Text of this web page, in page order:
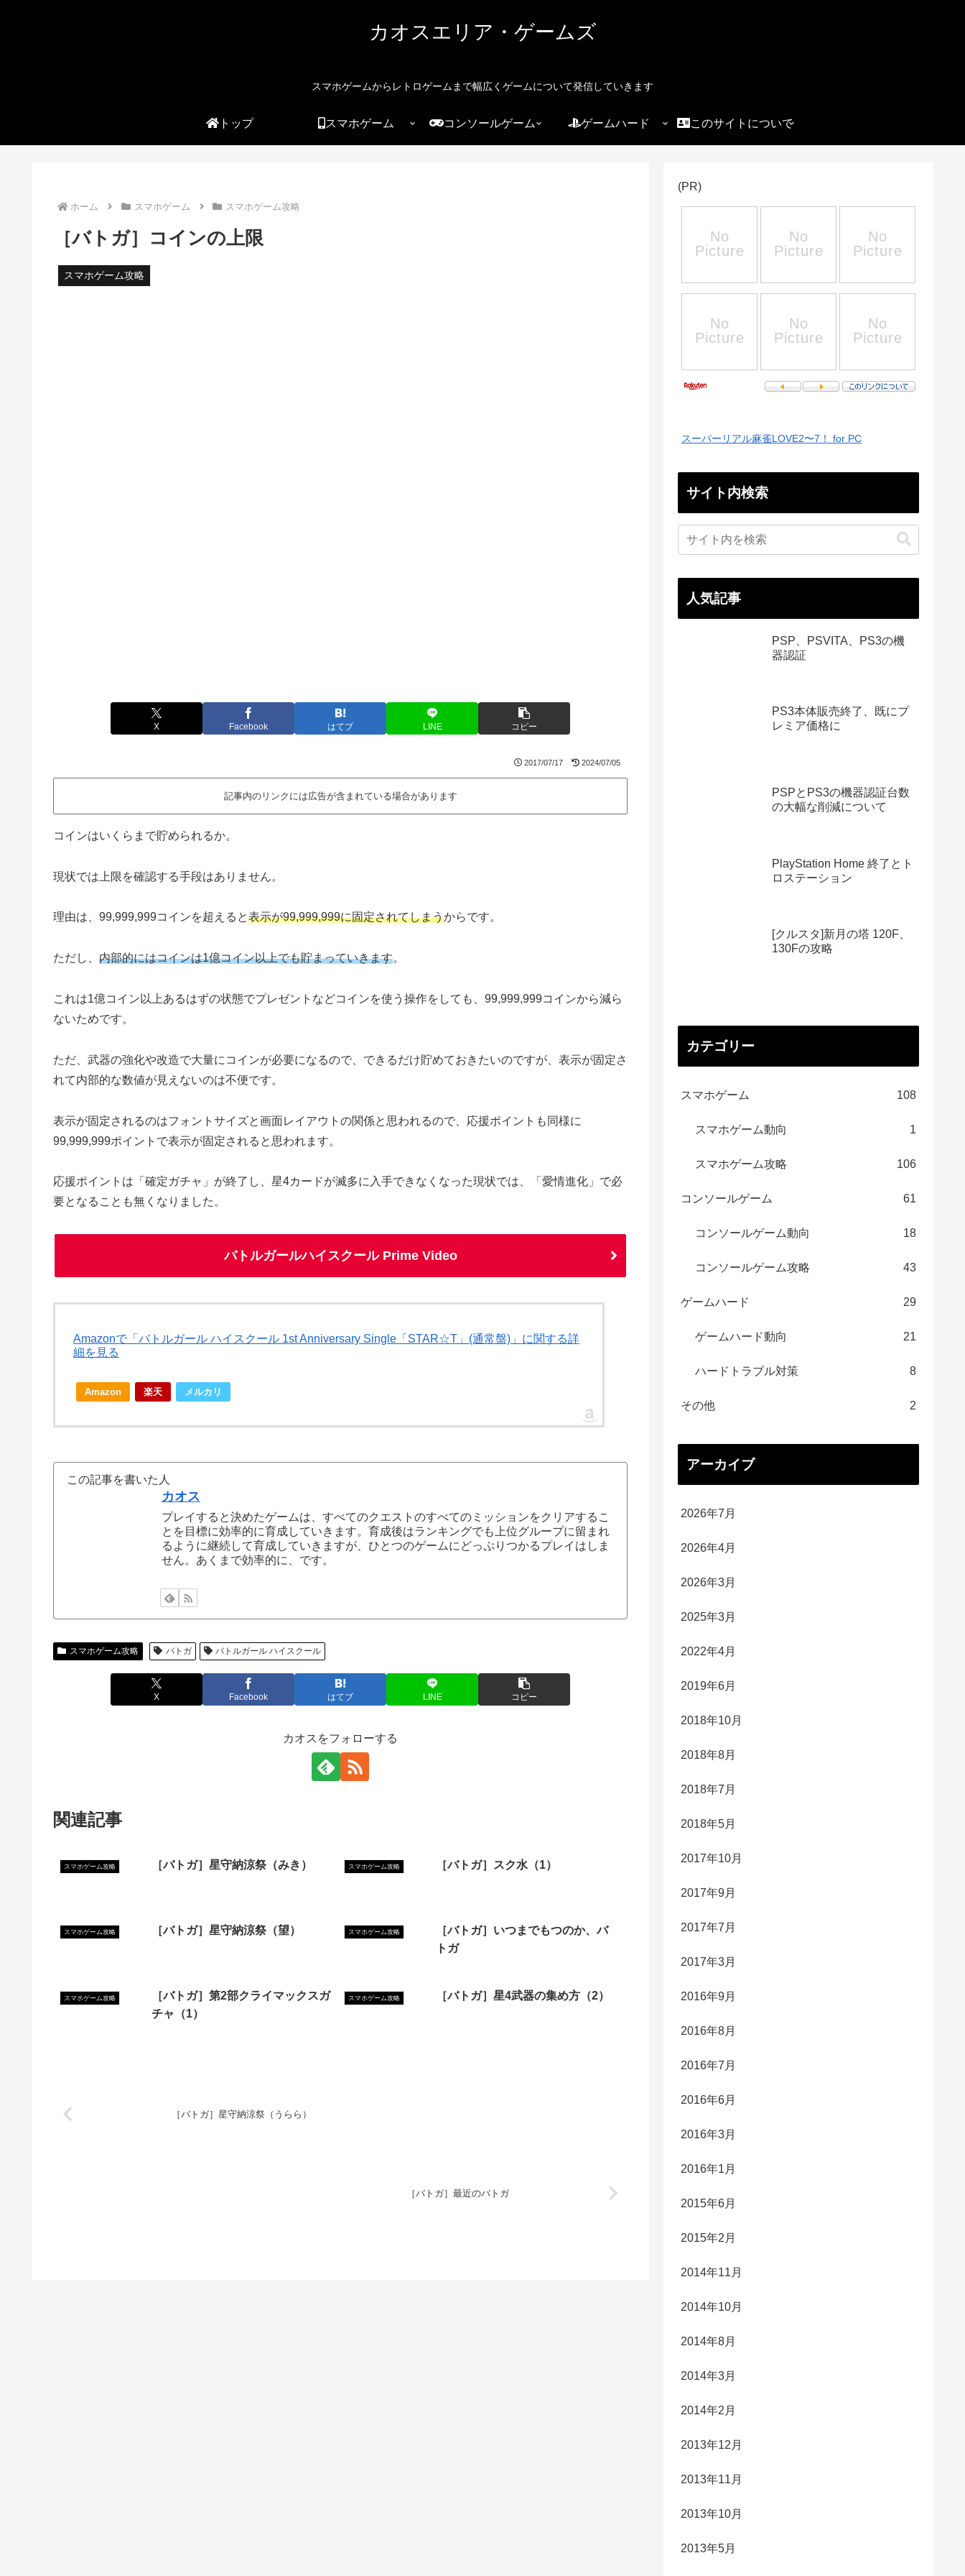
カオスエリア・ゲームズ
スマホゲームからレトロゲームまで幅広くゲームについて発信していきます
トップ スマホゲーム コンソールゲーム ゲームハード このサイトについて
ホーム スマホゲーム スマホゲーム攻略
［バトガ］コインの上限
スマホゲーム攻略
X Facebook はてブ LINE コピー
2017/07/17 2024/07/05
記事内のリンクには広告が含まれている場合があります
コインはいくらまで貯められるか。
現状では上限を確認する手段はありません。
理由は、99,999,999コインを超えると表示が99,999,999に固定されてしまうからです。
ただし、 内部的にはコインは1億コイン以上でも貯まっていきます。
これは1億コイン以上あるはずの状態でプレゼントなどコインを使う操作をしても、99,999,999コインから減ら
ないためです。
ただ、武器の強化や改造で大量にコインが必要になるので、できるだけ貯めておきたいのですが、表示が固定さ
れて内部的な数値が見えないのは不便です。
表示が固定されるのはフォントサイズと画面レイアウトの関係と思われるので、応援ポイントも同様に
99,999,999ポイントで表示が固定されると思われます。
応援ポイントは「確定ガチャ」が終了し、星4カードが滅多に入手できなくなった現状では、「愛情進化」で必
要となることも無くなりました。
バトルガールハイスクール Prime Video
Amazonで「バトルガール ハイスクール 1st Anniversary Single「STAR☆T」(通常盤)」に関する詳
細を見る
Amazon 楽天 メルカリ
この記事を書いた人
カオス
プレイすると決めたゲームは、すべてのクエストのすべてのミッションをクリアするこ
とを目標に効率的に育成していきます。育成後はランキングでも上位グループに留まれ
るように継続して育成していきますが、ひとつのゲームにどっぷりつかるプレイはしま
せん。あくまで効率的に、です。
スマホゲーム攻略 バトガ バトルガール ハイスクール
X Facebook はてブ LINE コピー
カオスをフォローする
関連記事
スマホゲーム攻略 ［バトガ］星守納涼祭（みき） スマホゲーム攻略 ［バトガ］スク水（1）
スマホゲーム攻略 ［バトガ］星守納涼祭（望） スマホゲーム攻略
［バトガ］いつまでもつのか、バ
トガ
スマホゲーム攻略
［バトガ］第2部クライマックスガ
チャ（1）
スマホゲーム攻略 ［バトガ］星4武器の集め方（2）
［バトガ］星守納涼祭（うらら）
［バトガ］最近のバトガ
(PR)
スーパーリアル麻雀LOVE2〜7！ for PC
サイト内検索
人気記事
PSP、PSVITA、PS3の機
器認証
PS3本体販売終了、既にプ
レミア価格に
PSPとPS3の機器認証台数
の大幅な削減について
PlayStation Home 終了とト
ロステーション
[クルスタ]新月の塔 120F、
130Fの攻略
カテゴリー
スマホゲーム 108
スマホゲーム動向 1
スマホゲーム攻略 106
コンソールゲーム 61
コンソールゲーム動向 18
コンソールゲーム攻略 43
ゲームハード 29
ゲームハード動向 21
ハードトラブル対策 8
その他 2
アーカイブ
2026年7月
2026年4月
2026年3月
2025年3月
2022年4月
2019年6月
2018年10月
2018年8月
2018年7月
2018年5月
2017年10月
2017年9月
2017年7月
2017年3月
2016年9月
2016年8月
2016年7月
2016年6月
2016年3月
2016年1月
2015年6月
2015年2月
2014年11月
2014年10月
2014年8月
2014年3月
2014年2月
2013年12月
2013年11月
2013年10月
2013年5月